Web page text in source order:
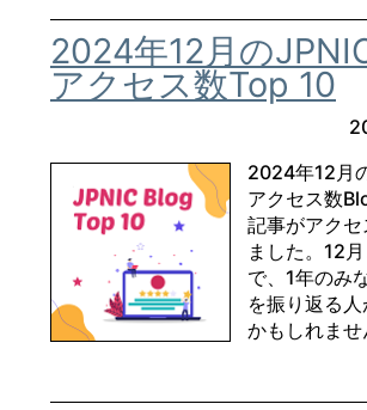
2024年12月の
アクセス数Top 10
2024年12月
アクセス数
記事がアク
ました。12
で、1年のみ
を振り返る
かもしれませ